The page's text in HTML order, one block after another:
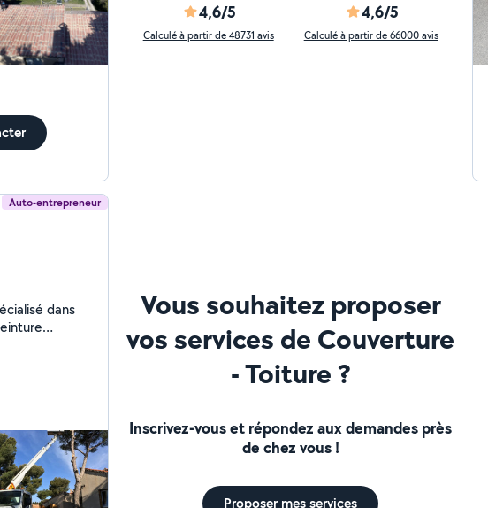
4,6/5
Calculé à partir de 48731 avis
4,6/5
Calculé à partir de 66000 avis
Auto-entrepreneur
Vous souhaitez proposer
vos services de Couverture
- Toiture ?
Inscrivez-vous et répondez aux demandes près
de chez vous !
Proposer mes services